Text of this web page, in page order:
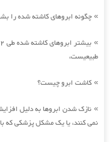
» چگونه ابروهای کاشته شده را
»
طبیعیست،
» کاشت ابرو چیست؟
» نازک شدن ابروها به دلیل
نمی کنند، یا یک مشکل پزشکی